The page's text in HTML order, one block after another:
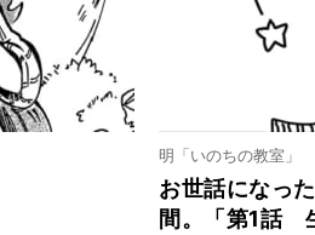
明「いのちの教室」
お世話になっ
間。「第1話